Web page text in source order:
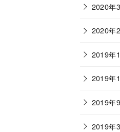
2020年
2020年
2019年
2019年
2019年
2019年